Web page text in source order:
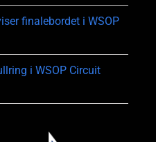
finalebordet i WSOP
i WSOP Circuit